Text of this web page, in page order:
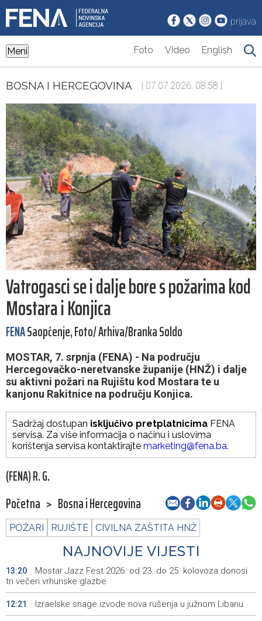
prijava
Meni Foto Video English
BOSNA I HERCEGOVINA | 07.07.2026. 08:58 |
Vatrogasci se i dalje bore s požarima kod
Mostara i Konjica
FENASaopćenje, Foto/ Arhiva/Branka Soldo
MOSTAR, 7. srpnja (FENA) - Na području
Hercegovačko-neretvanske županije (HNŽ) i dalje
su aktivni požari na Rujištu kod Mostara te u
kanjonu Rakitnice na području Konjica.
Sadržaj dostupan isključivo pretplatnicima FENA
servisa. Za više informacija o načinu i uslovima
korištenja servisa kontaktirajte marketing@fena.ba.
(FENA) R. G.
Početna > Bosna i Hercegovina
POŽARI RUJIŠTE CIVILNA ZAŠTITA HNŽ
NAJNOVIJE VIJESTI
13:20
Mostar Jazz Fest 2026. od 23. do 25. kolovoza donosi
tri večeri vrhunske glazbe
12:21 Izraelske snage izvode nova rušenja u južnom Libanu